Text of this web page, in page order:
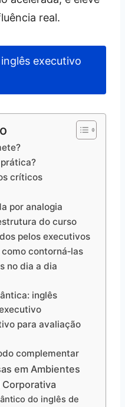
real.
executivo
críticos
por analogia
do curso
pelos executivos
contorná‑las
no dia a dia
inglês
para avaliação
complementar
em Ambientes
Corporativa
do inglês de